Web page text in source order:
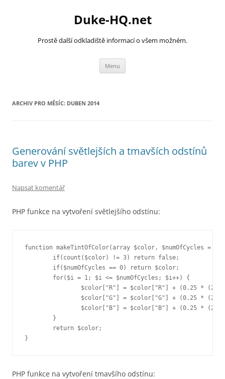
Duke-HQ.net
Prostě další odkladiště informací o všem možném.
Menu
ARCHIV PRO MĚSÍC: DUBEN 2014
Generování světlejších a tmavších odstínů
barev v PHP
Napsat komentář
PHP funkce na vytvoření světlejšího odstínu:
function makeTintOfColor(array $color, $numOfCycles = 1)
}
PHP funkce na vytvoření tmavšího odstínu: